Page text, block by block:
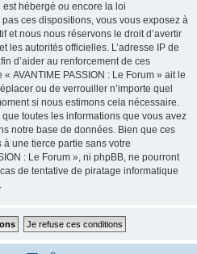
est hébergé ou encore la loi
ces dispositions, vous vous exposez à
et nous nous réservons le droit d’avertir
les autorités officielles. L’adresse IP de
d’aider au renforcement de ces
AVANTIME PASSION : Le Forum » ait le
ou de verrouiller n’importe quel
si nous estimons cela nécessaire.
que toutes les informations que vous avez
notre base de données. Bien que ces
une tierce partie sans votre
: Le Forum », ni phpBB, ne pourront
de tentative de piratage informatique